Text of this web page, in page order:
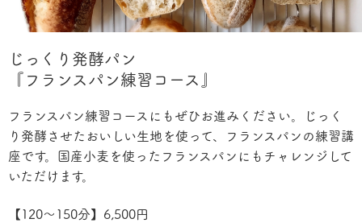
じっくり発酵パン
『フランスパン練習コース』
フランスパン練習コースにもぜひお進みください。
じっく
り発酵させたおいしい生地を使って、フランスパンの練習講
座です。 国産小麦を使ったフランスパンにもチャレンジして
いただけます。
【120〜150分】 6,500円